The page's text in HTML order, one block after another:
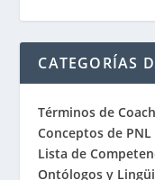
CATEGORÍAS
Términos de
Conceptos de PNL
Lista de
Ontólogos y